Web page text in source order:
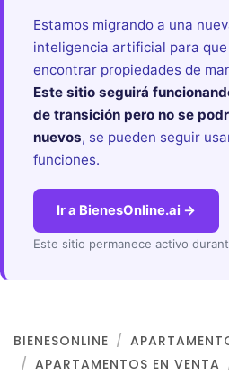
Estamos migrando a una
inteligencia artificial para
encontrar propiedades de
Este sitio seguirá
de transición pero no se
nuevos, se pueden seguir
funciones.
Ir a BienesOnline.ai →
Este sitio permanece activo
BIENESONLINE
APARTAMENTOS EN VENTA